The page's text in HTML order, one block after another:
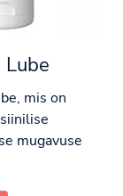
Lube
mis on
mugavuse